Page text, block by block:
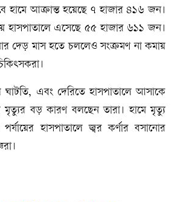
হামে আক্রান্ত হয়েছে ৭ হাজার ৪১৬ জন।
হাসপাতালে এসেছে ৫৫ হাজার ৬১১ জন।
দেড় মাস হতে চললেও সংক্রমণ না কমায়
ঘাটতি, এবং দেরিতে হাসপাতালে আসাকে
মৃত্যুর বড় কারণ বলছেন তারা। হামে মৃত্যু
হাসপাতালে জ্বর কর্ণার বসানোর